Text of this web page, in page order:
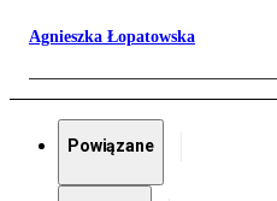
Agnieszka Łopatowska
Powiązane